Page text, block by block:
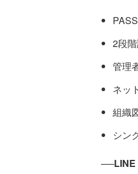
2段
管理
ネッ
組織
シン
──LINE